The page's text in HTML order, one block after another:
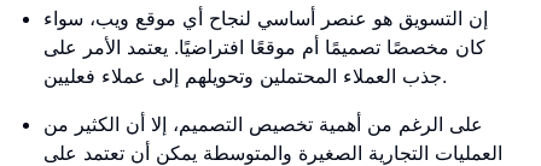
إن التسويق هو عنصر أساسي لنجاح أي موقع ويب، سواء
كان مخصصًا تصميمًا أم موقعًا افتراضيًا. يعتمد الأمر على
جذب العملاء المحتملين وتحويلهم إلى عملاء فعليين.
على الرغم من أهمية تخصيص التصميم، إلا أن الكثير من
العمليات التجارية الصغيرة والمتوسطة يمكن أن تعتمد على